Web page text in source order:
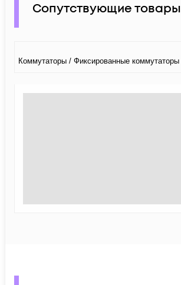
Сопутствующие товары
Коммутаторы / Фиксированные коммутаторы